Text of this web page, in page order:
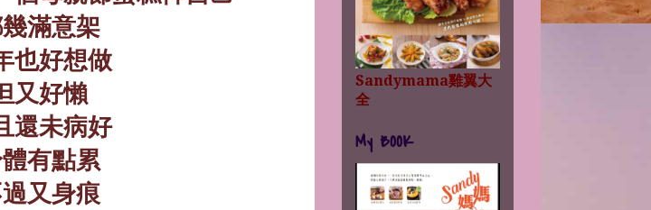
滿意架
也好想做
又好懶
還未病好
有點累
又身痕
Sandymama雞翼大
全
My BOOK